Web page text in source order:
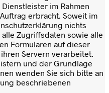
im Rahmen
erbracht. Soweit im
nichts
Zugriffsdaten sowie alle
Formularen auf dieser
Servern verarbeitet.
und der Grundlage
wenden Sie sich bitte an
beschriebenen